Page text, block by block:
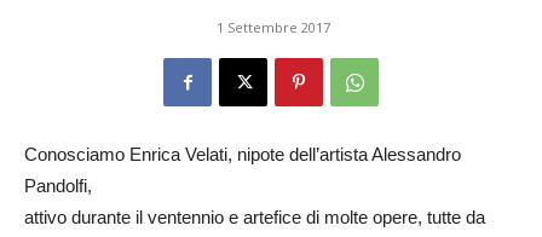
1 Settembre 2017
Conosciamo Enrica Velati, nipote dell’artista Alessandro
Pandolfi,
attivo durante il ventennio e artefice di molte opere, tutte da